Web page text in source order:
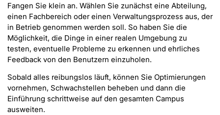
Fangen Sie klein an. Wählen Sie zunächst eine Abteilung,
einen Fachbereich oder einen Verwaltungsprozess aus, der
in Betrieb genommen werden soll. So haben Sie die
Möglichkeit, die Dinge in einer realen Umgebung zu
testen, eventuelle Probleme zu erkennen und ehrliches
Feedback von den Benutzern einzuholen.
Sobald alles reibungslos läuft, können Sie Optimierungen
vornehmen, Schwachstellen beheben und dann die
Einführung schrittweise auf den gesamten Campus
ausweiten.